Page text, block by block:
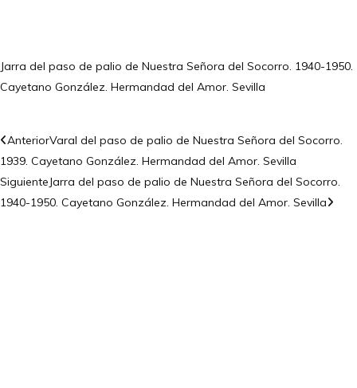
Jarra del paso de palio de Nuestra Señora del Socorro. 1940-1950.
Cayetano González. Hermandad del Amor. Sevilla
AnteriorVaral del paso de palio de Nuestra Señora del Socorro.
1939. Cayetano González. Hermandad del Amor. Sevilla
SiguienteJarra del paso de palio de Nuestra Señora del Socorro.
1940-1950. Cayetano González. Hermandad del Amor. Sevilla